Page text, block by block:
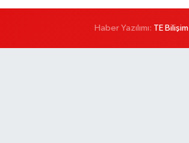
Haber Yazılımı: TE Bilişim